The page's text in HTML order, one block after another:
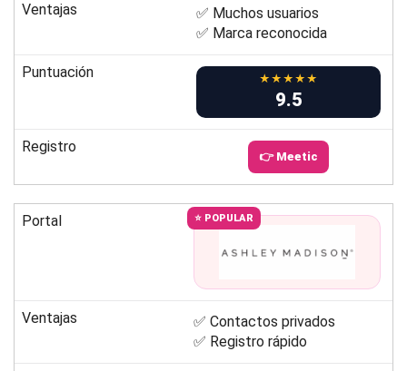
Ventajas
✅ Muchos usuarios
✅ Marca reconocida
Puntuación ★★★★★
9.5
Registro
👉 Meetic
Portal ⭐ POPULAR
Ventajas
✅ Contactos privados
✅ Registro rápido